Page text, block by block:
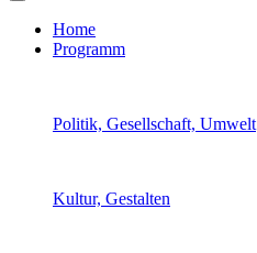
Home
Programm
Politik, Gesellschaft, Umwelt
Kultur, Gestalten